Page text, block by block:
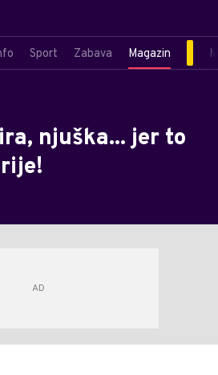
Sport Zabava Magazin
njuška... jer to